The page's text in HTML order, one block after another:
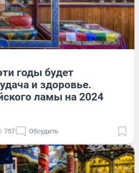
годы будет
и здоровье.
ламы на 2024
757 Обсудить